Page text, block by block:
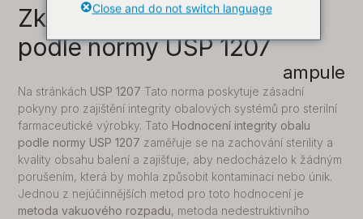
Zkouška integrity obalu
podle normy USP 1207
ampule
Na stránkách USP 1207 Tato norma poskytuje zásadní
pokyny pro zajištění integrity obalových systémů pro sterilní
farmaceutické výrobky. Tato Hodnocení integrity obalu
podle normy USP 1207 zaměřuje se na zachování sterility a
kvality obsahu balení a zajišťuje, aby nedocházelo k žádným
porušením, která by mohla způsobit kontaminaci nebo únik.
Jednou z nejúčinnějších metod pro toto hodnocení je
metoda vakuového rozpadu, metoda nedestruktivního
Close and do not switch language